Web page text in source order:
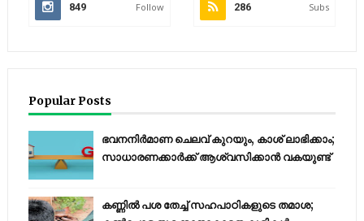
849 Follow 286 Subs
Popular Posts
ഭവനനിർമാണ ചെലവ് കുറയും, കാശ് ലാഭിക്കാം;
സാധാരണക്കാർക്ക് ആശ്വസിക്കാൻ വകയുണ്ട്
കണ്ണിൽ പശ തേച്ച് സഹപാഠികളുടെ തമാശ;